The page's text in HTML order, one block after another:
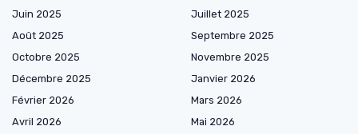
Juin 2025
Juillet 2025
Août 2025
Septembre 2025
Octobre 2025
Novembre 2025
Décembre 2025
Janvier 2026
Février 2026
Mars 2026
Avril 2026
Mai 2026